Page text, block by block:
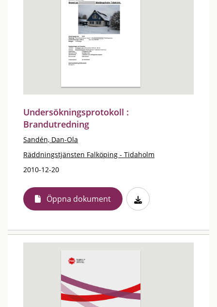
Undersökningsprotokoll :
Brandutredning
Sandén, Dan-Ola
Räddningstjänsten Falköping - Tidaholm
2010-12-20
Öppna dokument